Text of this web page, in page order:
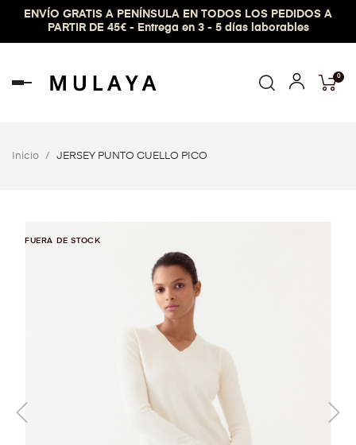
ENVÍO GRATIS A PENÍNSULA EN TODOS LOS PEDIDOS A
PARTIR DE 45€ - Entrega en 3 - 5 días laborables
Navegación
0
Inicio JERSEY PUNTO CUELLO PICO
FUERA DE STOCK